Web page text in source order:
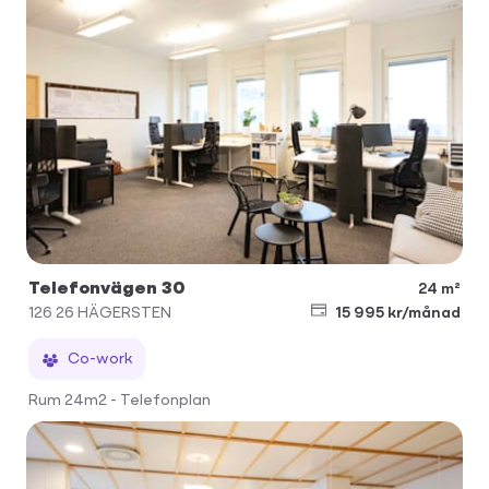
Telefonvägen 30
24 m²
126 26 HÄGERSTEN 15 995 kr/månad
Co-work
Rum 24m2 - Telefonplan